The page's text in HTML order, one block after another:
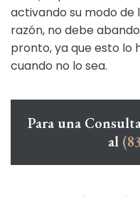
activando su modo de
razón, no debe
pronto, ya que esto lo
cuando no lo sea.
Para una
al